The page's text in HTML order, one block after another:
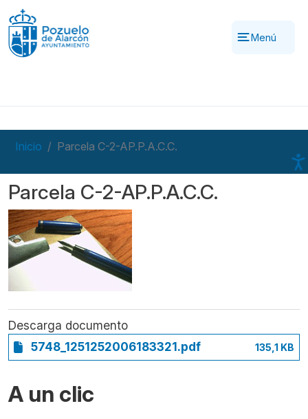
Pasar al contenido principal
Menú
Inicio Parcela C-2-AP.P.A.C.C.
Parcela C-2-AP.P.A.C.C.
Descarga documento
5748_1251252006183321.pdf
135,1 KB
A un clic